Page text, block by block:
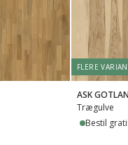
FLERE
ASK
Trægulve
Bestil